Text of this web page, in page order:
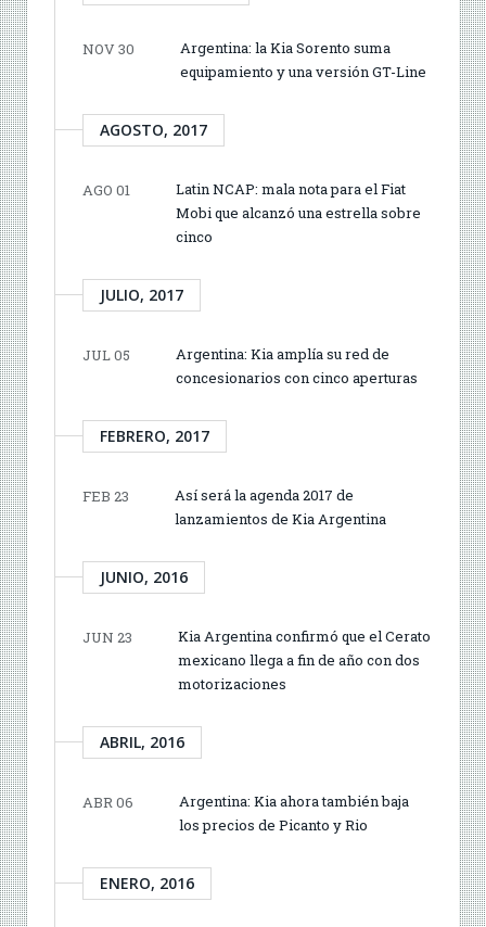
NOV 30
Argentina: la Kia Sorento suma
equipamiento y una versión GT-Line
AGOSTO, 2017
AGO 01
Latin NCAP: mala nota para el Fiat
Mobi que alcanzó una estrella sobre
cinco
JULIO, 2017
JUL 05
Argentina: Kia amplía su red de
concesionarios con cinco aperturas
FEBRERO, 2017
FEB 23
Así será la agenda 2017 de
lanzamientos de Kia Argentina
JUNIO, 2016
JUN 23
Kia Argentina confirmó que el Cerato
mexicano llega a fin de año con dos
motorizaciones
ABRIL, 2016
ABR 06
Argentina: Kia ahora también baja
los precios de Picanto y Rio
ENERO, 2016